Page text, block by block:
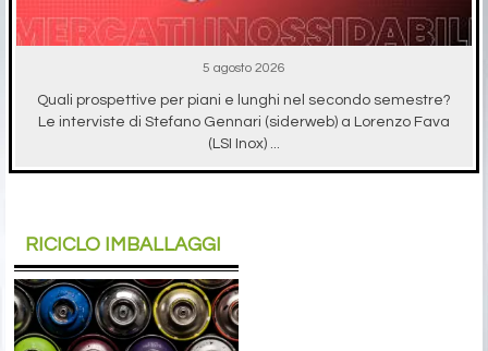
5 agosto 2026
Quali prospettive per piani e lunghi nel secondo semestre?
Le interviste di Stefano Gennari (siderweb) a Lorenzo Fava
(LSI Inox) ...
RICICLO IMBALLAGGI